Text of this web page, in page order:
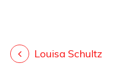
Louisa Schultz